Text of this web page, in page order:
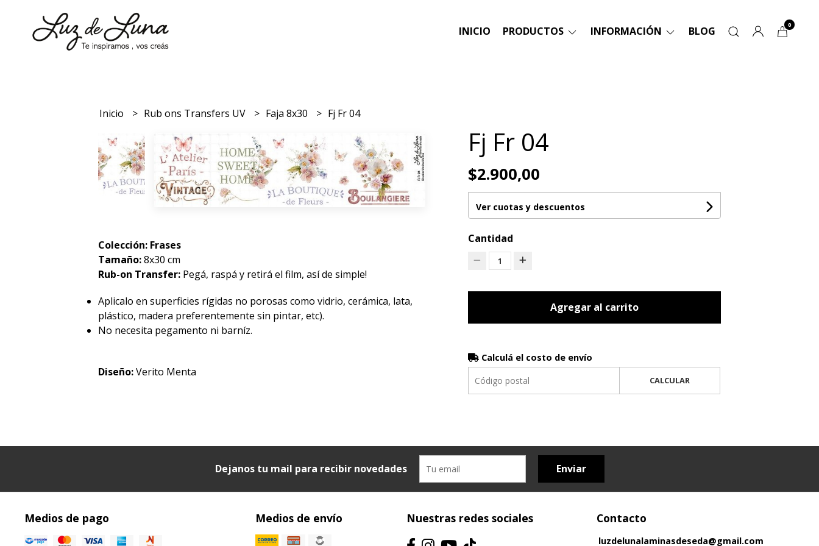
INICIO PRODUCTOS INFORMACIÓN BLOG 0
Inicio Rub ons Transfers UV Faja 8x30 Fj Fr 04
Colección: Frases
Tamaño:8x30 cm
Rub-on Transfer: Pegá, raspá y retirá el film, así de simple!
Aplicalo en superficies rígidas no porosas como vidrio, cerámica, lata,
plástico, madera preferentemente sin pintar, etc).
No necesita pegamento ni barníz.
Diseño:Verito Menta
Fj Fr 04
$2.900,00
Ver cuotas y descuentos
Cantidad
1
Agregar al carrito
Calculá el costo de envío
CALCULAR
Dejanos tu mail para recibir novedades Enviar
Medios de pago Medios de envío Nuestras redes sociales Contacto
luzdelunalaminasdeseda@gmail.com